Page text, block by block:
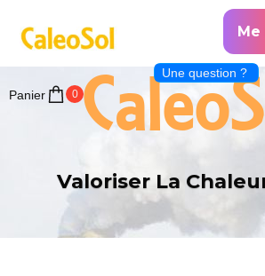
Me
Panier 0
Une question ?
Valoriser La